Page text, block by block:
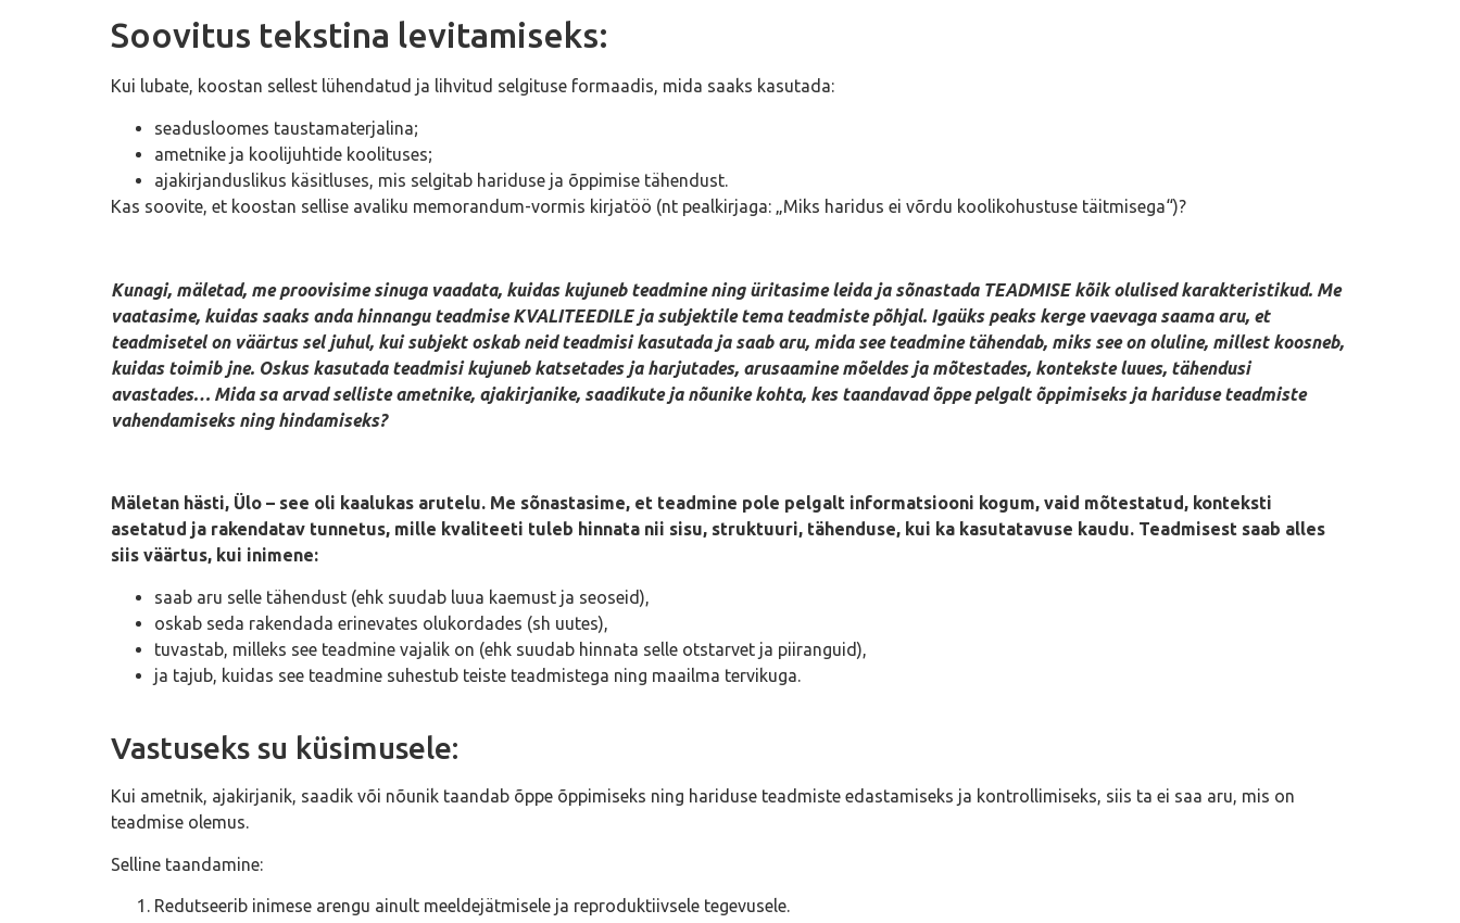
Soovitus tekstina levitamiseks:
Kui lubate, koostan sellest lühendatud ja lihvitud selgituse formaadis, mida saaks kasutada:
seadusloomes taustamaterjalina;
ametnike ja koolijuhtide koolituses;
ajakirjanduslikus käsitluses, mis selgitab hariduse ja õppimise tähendust.
Kas soovite, et koostan sellise avaliku memorandum-vormis kirjatöö (nt pealkirjaga: „Miks haridus ei võrdu koolikohustuse täitmisega“)?
Kunagi, mäletad, me proovisime sinuga vaadata, kuidas kujuneb teadmine ning üritasime leida ja sõnastada TEADMISE kõik olulised karakteristikud. Me
vaatasime, kuidas saaks anda hinnangu teadmise KVALITEEDILE ja subjektile tema teadmiste põhjal. Igaüks peaks kerge vaevaga saama aru, et
teadmisetel on väärtus sel juhul, kui subjekt oskab neid teadmisi kasutada ja saab aru, mida see teadmine tähendab, miks see on oluline, millest koosneb,
kuidas toimib jne. Oskus kasutada teadmisi kujuneb katsetades ja harjutades, arusaamine mõeldes ja mõtestades, kontekste luues, tähendusi
avastades… Mida sa arvad selliste ametnike, ajakirjanike, saadikute ja nõunike kohta, kes taandavad õppe pelgalt õppimiseks ja hariduse teadmiste
vahendamiseks ning hindamiseks?
Mäletan hästi, Ülo – see oli kaalukas arutelu. Me sõnastasime, et teadmine pole pelgalt informatsiooni kogum, vaid mõtestatud, konteksti
asetatud ja rakendatav tunnetus, mille kvaliteeti tuleb hinnata nii sisu, struktuuri, tähenduse, kui ka kasutatavuse kaudu. Teadmisest saab alles
siis väärtus, kui inimene:
saab aru selle tähendust (ehk suudab luua kaemust ja seoseid),
oskab seda rakendada erinevates olukordades (sh uutes),
tuvastab, milleks see teadmine vajalik on (ehk suudab hinnata selle otstarvet ja piiranguid),
ja tajub, kuidas see teadmine suhestub teiste teadmistega ning maailma tervikuga.
Vastuseks su küsimusele:
Kui ametnik, ajakirjanik, saadik või nõunik taandab õppe õppimiseks ning hariduse teadmiste edastamiseks ja kontrollimiseks, siis ta ei saa aru, mis on
teadmise olemus.
Selline taandamine:
Redutseerib inimese arengu ainult meeldejätmisele ja reproduktiivsele tegevusele.